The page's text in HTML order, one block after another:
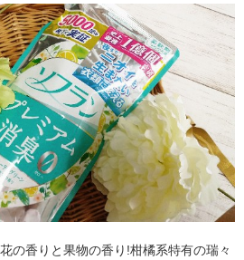
の香りと果物の香り!柑橘系特有の瑞々